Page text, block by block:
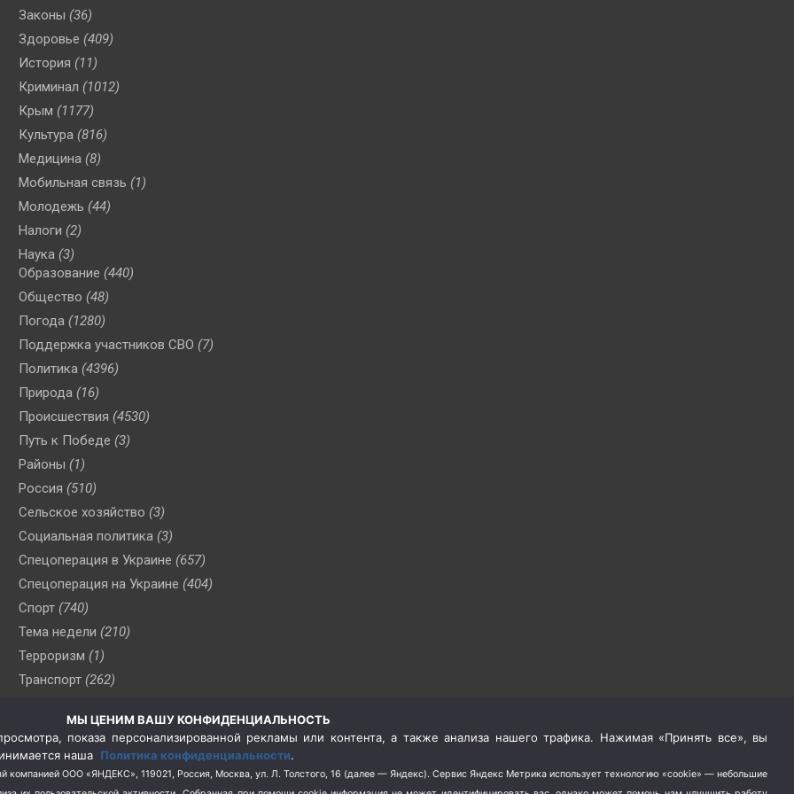
Законы (36)
Здоровье (409)
История (11)
Криминал (1012)
Крым (1177)
Культура (816)
Медицина (8)
Мобильная связь (1)
Молодежь (44)
Налоги (2)
Наука (3)
Образование (440)
Общество (48)
Погода (1280)
Поддержка участников СВО (7)
Политика (4396)
Природа (16)
Происшествия (4530)
Путь к Победе (3)
Районы (1)
Россия (510)
Сельское хозяйство (3)
Социальная политика (3)
Спецоперация в Украине (657)
Спецоперация на Украине (404)
Спорт (740)
Тема недели (210)
Терроризм (1)
Транспорт (262)
(76)
Цены (2)
Школа и спорт (2)
МЫ ЦЕНИМ ВАШУ КОНФИДЕНЦИАЛЬНОСТЬ
показа персонализированной рекламы или контента, а также анализа нашего трафика. Нажимая «Принять все», вы
наша Политика конфиденциальности.
компанией ООО «ЯНДЕКС», 119021, Россия, Москва, ул. Л. Толстого, 16 (далее — Яндекс). Сервис Яндекс Метрика использует технологию «cookie» — небольшие